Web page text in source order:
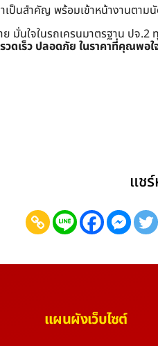
เป็นสำคัญ พร้อมเข้าหน้างานตาม
มั่นใจในรถเครนมาตรฐาน ปจ
วดเร็ว ปลอดภัย ในราคาที่คุณพอใ
แช
แผนผังเว็บไซต์